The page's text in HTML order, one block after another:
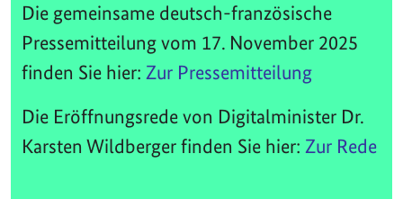
Die gemeinsame deutsch-französische
Pressemitteilung vom 17. November 2025
finden Sie hier: Zur Pressemitteilung
Die Eröffnungsrede von Digitalminister Dr.
Karsten Wildberger finden Sie hier: Zur Rede